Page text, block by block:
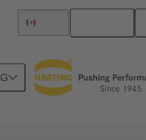
enchufables Han® ES Press